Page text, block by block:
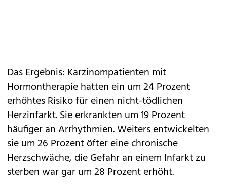
Das Ergebnis: Karzinompatienten mit
Hormontherapie hatten ein um 24 Prozent
erhöhtes Risiko für einen nicht-tödlichen
Herzinfarkt. Sie erkrankten um 19 Prozent
häufiger an Arrhythmien. Weiters entwickelten
sie um 26 Prozent öfter eine chronische
Herzschwäche, die Gefahr an einem Infarkt zu
sterben war gar um 28 Prozent erhöht.